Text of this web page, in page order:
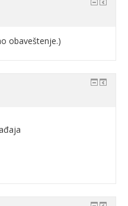
obaveštenje.)